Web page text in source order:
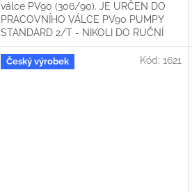
válce PV90 (306/90). JE URČEN DO
PRACOVNÍHO VÁLCE PV90 PUMPY
STANDARD 2/T - NIKOLI DO RUČNÍ
PUMPY NP90 !!!
Český výrobek Kód: 1621